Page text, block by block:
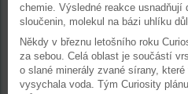
chemie. Výsledné reakce
sloučenin, molekul na bázi uhlíku
Někdy v březnu letošního roku
za sebou. Celá oblast je součástí
o slané minerály zvané sírany,
vysychala voda. Tým Curiosity